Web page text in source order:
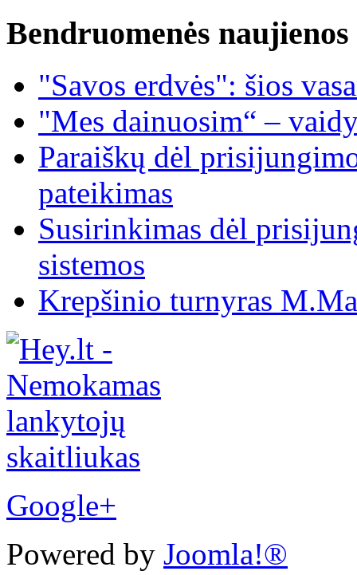
Bendruomenės naujienos
"Savos erdvės": šios
"Mes dainuosim“ –
Paraiškų dėl
pateikimas
Susirinkimas dėl
sistemos
Krepšinio turnyras
Google+
Powered by Joomla!®